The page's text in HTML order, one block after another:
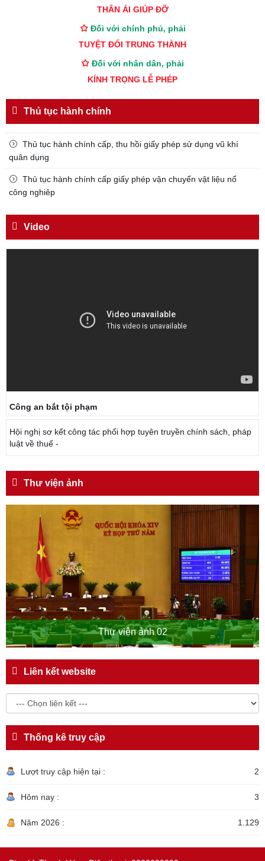
THÂN ÁI GIÚP ĐỠ
Đối với chính phủ, phải
TUYỆT ĐỐI TRUNG THÀNH
Đối với nhân dân, phải
KÍNH TRỌNG LỄ PHÉP
CƯƠNG QUYẾT, KHÔN KHÉO
gửi Công an Khu XII,
Thủ tục hành chính
Thủ tục hành chính cấp, thu hồi giấy phép sử dụng vũ khí
quân dụng
Thủ tục hành chính cấp giấy phép vận chuyển vật liệu nổ
công nghiêp
Video
Công an bắt tội phạm
Hội nghị sơ kết công tác phối hợp tuyên truyền chính sách, pháp
luật về thuế -
Thư viện ảnh
Thư viện ảnh 02
Liên kết website
Thống kê truy cập
Lượt truy cập hiện tại : 2
Hôm nay : 3
Năm 2026 : 1.129